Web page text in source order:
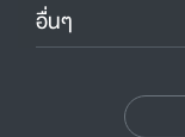
อื่นๆ